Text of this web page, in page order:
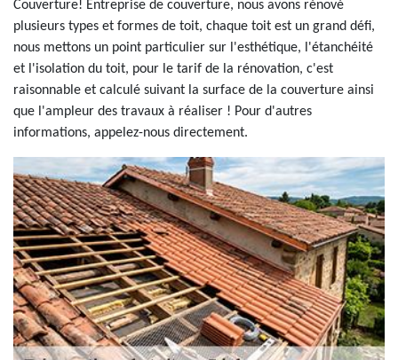
Couverture! Entreprise de couverture, nous avons rénové
plusieurs types et formes de toit, chaque toit est un grand défi,
nous mettons un point particulier sur l'esthétique, l'étanchéité
et l'isolation du toit, pour le tarif de la rénovation, c'est
raisonnable et calculé suivant la surface de la couverture ainsi
que l'ampleur des travaux à réaliser ! Pour d'autres
informations, appelez-nous directement.